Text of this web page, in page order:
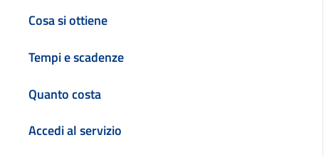
Cosa si ottiene
Tempi e scadenze
Quanto costa
Accedi al servizio